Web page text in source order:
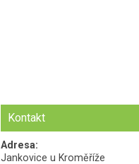
Kontakt
Adresa:
Jankovice u Kroměříže